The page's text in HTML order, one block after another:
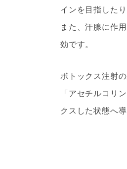
インを目指した
また、汗腺に作
効です。
ボトックス注射
「アセチルコリ
クスした状態へ導